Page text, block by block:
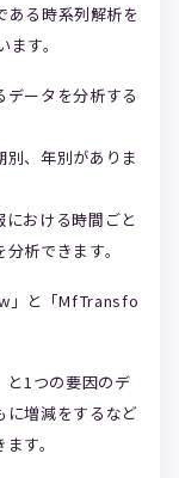
る時系列解析を
す。
ータを分析する
、年別がありま
おける時間ごと
析できます。
」と「MfTransfo
と1つの要因のデ
に増減をするなど
す。